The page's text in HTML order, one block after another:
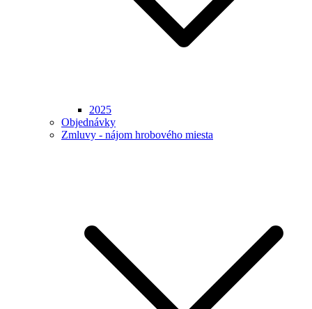
2025
Objednávky
Zmluvy - nájom hrobového miesta